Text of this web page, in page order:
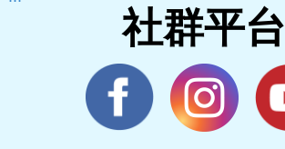
社群平台